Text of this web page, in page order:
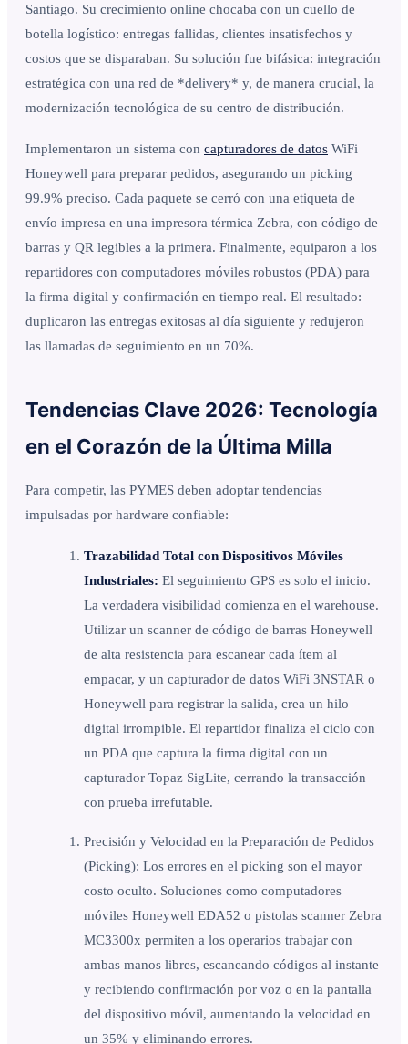
Santiago. Su crecimiento online chocaba con un cuello de
botella logístico: entregas fallidas, clientes insatisfechos y
costos que se disparaban. Su solución fue bifásica: integración
estratégica con una red de *delivery* y, de manera crucial, la
modernización tecnológica de su centro de distribución.
Implementaron un sistema con capturadores de datos WiFi
Honeywell para preparar pedidos, asegurando un picking
99.9% preciso. Cada paquete se cerró con una etiqueta de
envío impresa en una impresora térmica Zebra, con código de
barras y QR legibles a la primera. Finalmente, equiparon a los
repartidores con computadores móviles robustos (PDA) para
la firma digital y confirmación en tiempo real. El resultado:
duplicaron las entregas exitosas al día siguiente y redujeron
las llamadas de seguimiento en un 70%.
Tendencias Clave 2026: Tecnología
en el Corazón de la Última Milla
Para competir, las PYMES deben adoptar tendencias
impulsadas por hardware confiable:
Trazabilidad Total con Dispositivos Móviles
Industriales: El seguimiento GPS es solo el inicio.
La verdadera visibilidad comienza en el warehouse.
Utilizar un scanner de código de barras Honeywell
de alta resistencia para escanear cada ítem al
empacar, y un capturador de datos WiFi 3NSTAR o
Honeywell para registrar la salida, crea un hilo
digital irrompible. El repartidor finaliza el ciclo con
un PDA que captura la firma digital con un
capturador Topaz SigLite, cerrando la transacción
con prueba irrefutable.
Precisión y Velocidad en la Preparación de Pedidos
(Picking): Los errores en el picking son el mayor
costo oculto. Soluciones como computadores
móviles Honeywell EDA52 o pistolas scanner Zebra
MC3300x permiten a los operarios trabajar con
ambas manos libres, escaneando códigos al instante
y recibiendo confirmación por voz o en la pantalla
del dispositivo móvil, aumentando la velocidad en
un 35% y eliminando errores.